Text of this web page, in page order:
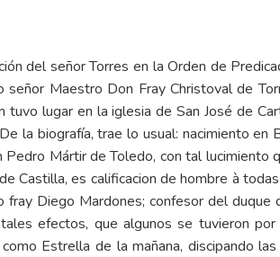
del señor Torres en la Orden de
Maestro Don Fray Christoval de
tuvo lugar en la iglesia de San José de
la biografía, trae lo usual: nacimiento
Mártir de Toledo, con tal
Castilla, es calificacion de hombre à
fray Diego Mardones; confesor del
efectos, que algunos se tuvieron
Estrella de la mañana, discipando